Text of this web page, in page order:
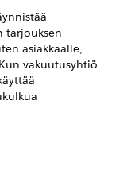
tarjouksen
asiakkaalle,
vakuutusyhtiö
he voivat
tarjouksesta.